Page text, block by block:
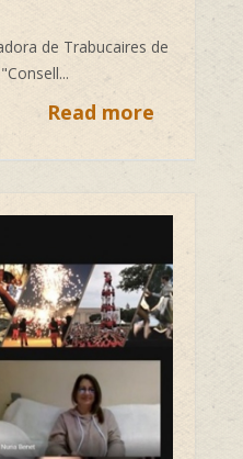
de Trabucaires de
Read more